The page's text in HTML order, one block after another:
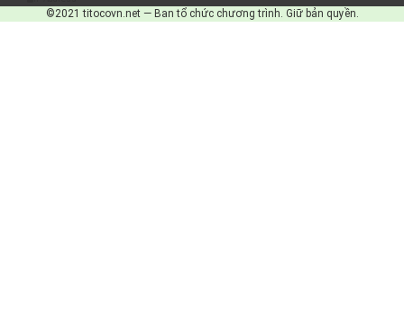
©2021 titocovn.net — Ban tổ chức chương trình. Giữ bản quyền.